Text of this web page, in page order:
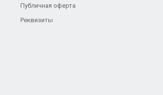
Публичная оферта
Реквизиты